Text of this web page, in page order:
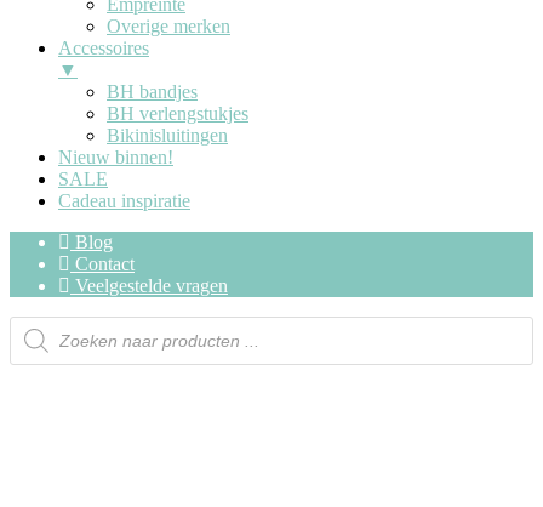
Empreinte
Overige merken
Accessoires
▼
BH bandjes
BH verlengstukjes
Bikinisluitingen
Nieuw binnen!
SALE
Cadeau inspiratie
Blog
Contact
Veelgestelde vragen